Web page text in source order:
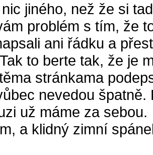
jiného, než že si
problém s tím, že
ani řádku a
to berte tak, že je
stránkama
nevedou
už máme za sebou.
a klidný zimní